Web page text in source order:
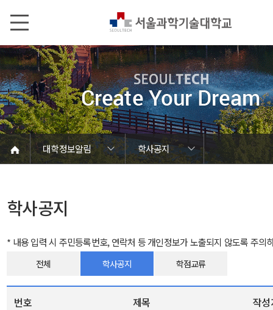
대학정보알림
학사공지
대학정보알림
정보공개
정보서비스안내
온라인민원센터
청렴행정
갑질신고센터
유실물 센터
SEOULTECH광장
대학공지사항
학사공지
장학공지
대학원공지
취업공지
대학입찰
채용정보
공모/외부행사
등록금심의위원회
코로나바이러스19 대응안내
재정위원회
학사공지
* 내용 입력 시 주민등록번호, 연락처 등 개인정보가 노출되지 않도록 주의
전체 학사공지 학점교류
번호 제목 작성